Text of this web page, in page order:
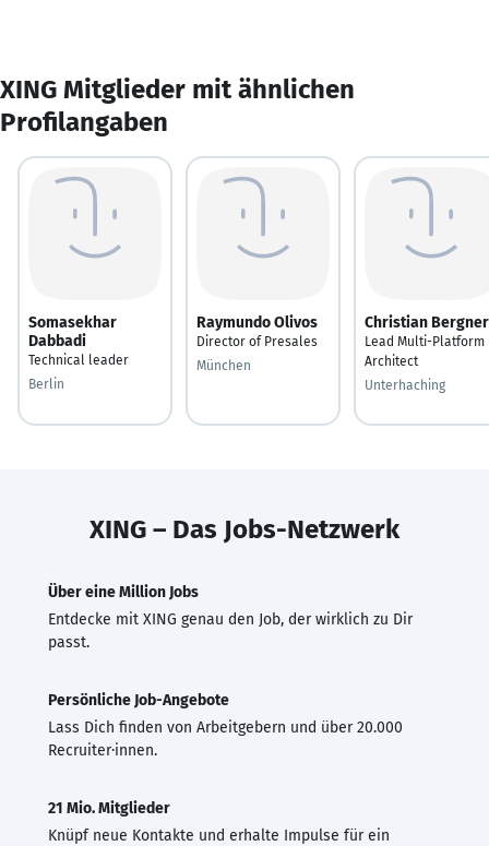
XING Mitglieder mit ähnlichen
Profilangaben
Somasekhar
Dabbadi
Technical leader
Berlin
Raymundo Olivos
Director of Presales
München
Christian Bergner
Lead Multi-Platform
Architect
Unterhaching
XING – Das Jobs-Netzwerk
Über eine Million Jobs
Entdecke mit XING genau den Job, der wirklich zu Dir
passt.
Persönliche Job-Angebote
Lass Dich finden von Arbeitgebern und über 20.000
Recruiter·innen.
21 Mio. Mitglieder
Knüpf neue Kontakte und erhalte Impulse für ein